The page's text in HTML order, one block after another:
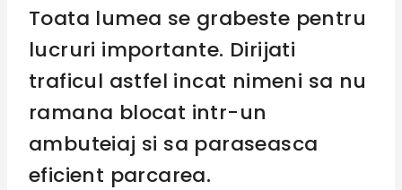
Toata lumea se grabeste pentru
lucruri importante. Dirijati
traficul astfel incat nimeni sa nu
ramana blocat intr-un
ambuteiaj si sa paraseasca
eficient parcarea.